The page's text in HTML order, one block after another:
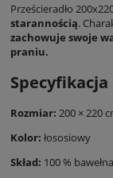
Prześcieradło
starannością.
zachowuje swoje
praniu.
Rozmiar: 200 × 220
Kolor: łososiowy
Skład: 100 % bawełna